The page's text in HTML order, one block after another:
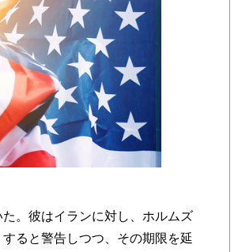
。彼はイランに対し、ホルムズ
ると警告しつつ、その期限を延